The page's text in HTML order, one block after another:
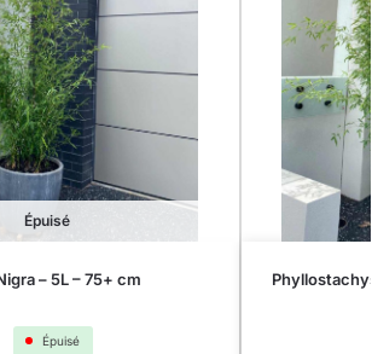
Épuisé
– 5L – 75+ cm
Épuisé